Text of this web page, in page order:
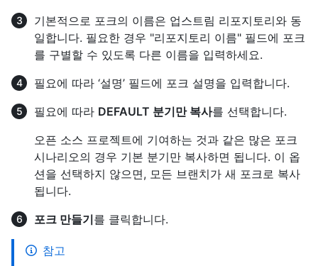
기본적으로 포크의 이름은 업스트림 리포지토리와 동
일합니다. 필요한 경우 "리포지토리 이름" 필드에 포크
를 구별할 수 있도록 다른 이름을 입력하세요.
필요에 따라 ‘설명’ 필드에 포크 설명을 입력합니다.
필요에 따라 DEFAULT 분기만 복사를 선택합니다.
오픈 소스 프로젝트에 기여하는 것과 같은 많은 포크
시나리오의 경우 기본 분기만 복사하면 됩니다. 이 옵
션을 선택하지 않으면, 모든 브랜치가 새 포크로 복사
됩니다.
포크 만들기를 클릭합니다.
참고